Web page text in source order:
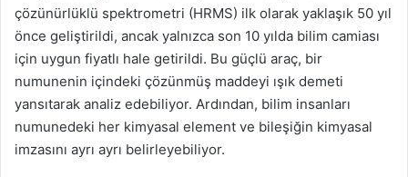
çözünürlüklü spektrometri (HRMS) ilk olarak yaklaşık 50 yıl
önce geliştirildi, ancak yalnızca son 10 yılda bilim camiası
için uygun fiyatlı hale getirildi. Bu güçlü araç, bir
numunenin içindeki çözünmüş maddeyi ışık demeti
yansıtarak analiz edebiliyor. Ardından, bilim insanları
numunedeki her kimyasal element ve bileşiğin kimyasal
imzasını ayrı ayrı belirleyebiliyor.